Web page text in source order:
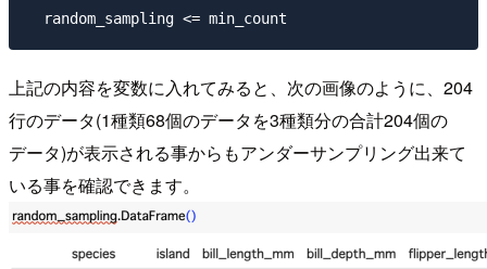
上記の内容を変数に入れてみると、次の画像のように、204
行のデータ(1種類68個のデータを3種類分の合計204個の
データ)が表示される事からもアンダーサンプリング出来て
いる事を確認できます。